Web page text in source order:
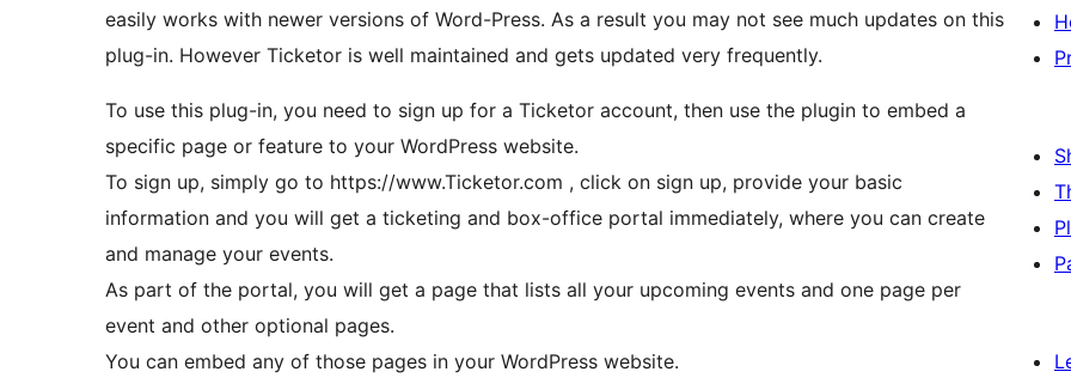
easily works with newer versions of Word-Press. As a result you may not see much updates on this
plug-in. However Ticketor is well maintained and gets updated very frequently.
To use this plug-in, you need to sign up for a Ticketor account, then use the plugin to embed a
specific page or feature to your WordPress website.
To sign up, simply go to https://www.Ticketor.com , click on sign up, provide your basic
information and you will get a ticketing and box-office portal immediately, where you can create
and manage your events.
As part of the portal, you will get a page that lists all your upcoming events and one page per
event and other optional pages.
You can embed any of those pages in your WordPress website.